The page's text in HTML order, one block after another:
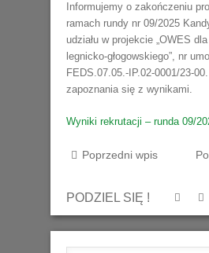
Informujemy o zakończeniu
ramach rundy nr 09/2025
udziału w projekcie „OWES
legnicko-głogowskiego”, nr
FEDS.07.05.-IP.02-0001/23-
zapoznania się z wynikami.
Wyniki rekrutacji – runda 09/
Poprzedni wpis
PODZIEL SIĘ !